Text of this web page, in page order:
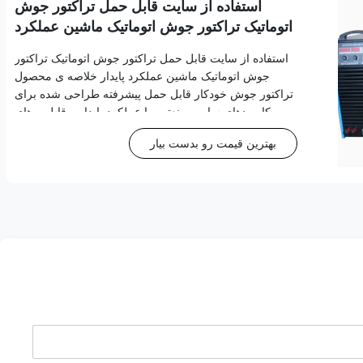
استفاده از سایت قابل حمل تراکتور جوش
اتوماتیک تراکتور جوش اتوماتیک ماشین عملکرد
استفاده از سایت قابل حمل تراکتور جوش اتوماتیک تراکتور
جوش اتوماتیک ماشین عملکرد پایدار خلاصه ی محصول
تراکتور جوش خودکار قابل حمل پیشرفته طراحی شده برای
کاربردهای سایت صنعتی، با عملکرد پایدار و قابلیت های
کنترل دیجیتال جامع. ویژگی های کلیدی و مشخصات فنی
ویژگی های ایستاتیک ایده آل و عملکرد دینامیکی عا...
بهترین قیمت رو بدست بیار